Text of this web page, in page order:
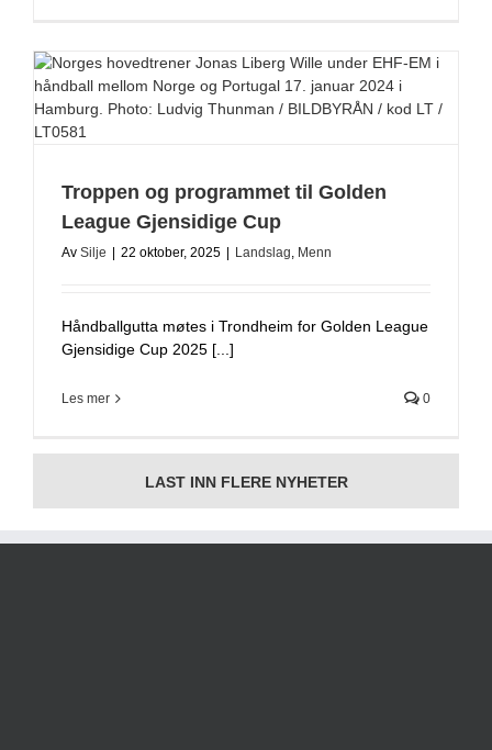
Troppen og programmet til Golden
League Gjensidige Cup
Av Silje 22 oktober, 2025 Landslag, Menn
Håndballgutta møtes i Trondheim for Golden League
Gjensidige Cup 2025 [...]
Les mer 0
LAST INN FLERE NYHETER